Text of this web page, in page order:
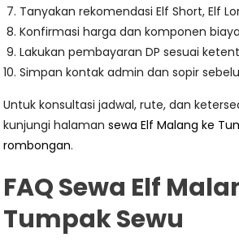
Tanyakan rekomendasi Elf Short, Elf
Konfirmasi harga dan komponen
Lakukan pembayaran DP sesuai
Simpan kontak admin dan sopir
Untuk konsultasi jadwal, rute, dan
kunjungi halamansewa Elf Malang ke
rombongan.
FAQ Sewa Elf
Tumpak Sewu